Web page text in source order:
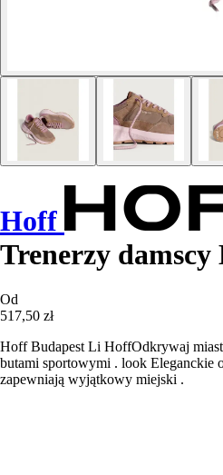
Hoff
Trenerzy
Od
517,50 zł
Hoff Budapest Li HoffOdkrywaj
butami sportowymi . look Eleganckie
zapewniają wyjątkowy miejski .